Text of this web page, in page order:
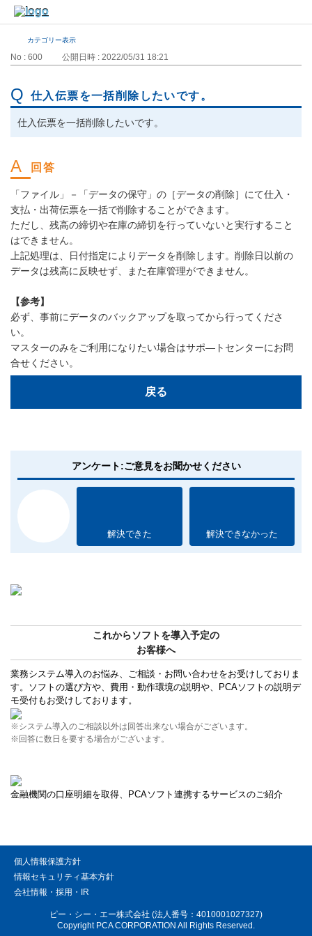
カテゴリー表示
No : 600 公開日時 : 2022/05/31 18:21
仕入伝票を一括削除したいです。
仕入伝票を一括削除したいです。
「ファイル」－「データの保守」の［データの削除］にて仕入・
支払・出荷伝票を一括で削除することができます。
ただし、残高の締切や在庫の締切を行っていないと実行すること
はできません。
上記処理は、日付指定によりデータを削除します。削除日以前の
データは残高に反映せず、また在庫管理ができません。
【参考】
必ず、事前にデータのバックアップを取ってから行ってくださ
い。
マスターのみをご利用になりたい場合はサポ―トセンターにお問
合せください。
戻る
アンケート:ご意見をお聞かせください
解決できた 解決できなかった
これからソフトを導入予定の
お客様へ
業務システム導入のお悩み、ご相談・お問い合わせをお受けしておりま
す。ソフトの選び方や、費用・動作環境の説明や、PCAソフトの説明デ
モ受付もお受けしております。
※システム導入のご相談以外は回答出来ない場合がございます。
※回答に数日を要する場合がございます。
金融機関の口座明細を取得、PCAソフト連携するサービスのご紹介
個人情報保護方針
情報セキュリティ基本方針
会社情報・採用・IR
ピー・シー・エー株式会社 (法人番号：4010001027327)
Copyright PCA CORPORATION All Rights Reserved.